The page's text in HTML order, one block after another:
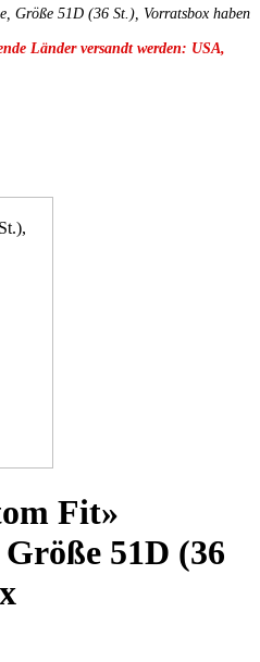
Größe 51D (36 St.), Vorratsbox haben
Länder versandt werden: USA,
Fit»
51D (36